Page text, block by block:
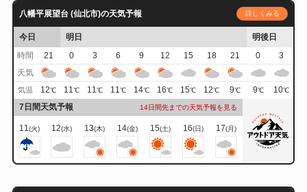
八幡平展望台 (仙北市)の天気予報 詳しくみる
今日 明日
明後日
時間
21 0 3 6 9 12 15 18 21 0
3
天気
気温 12℃ 11℃ 11℃ 11℃ 14℃ 16℃ 15℃ 12℃ 9℃ 9℃ 10℃
7日間天気予報 14日間先までの天気予報を見る
11(火) 12(水) 13(木) 14(金) 15(土) 16(日) 17(月)